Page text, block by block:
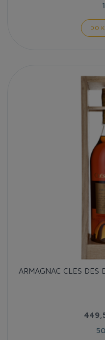
DO
ARMAGNAC CLES DES